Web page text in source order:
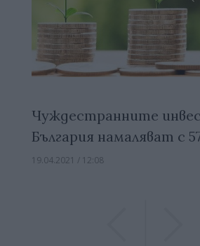
Чуждестранните
България намаляват с
19.04.2021 / 12:08